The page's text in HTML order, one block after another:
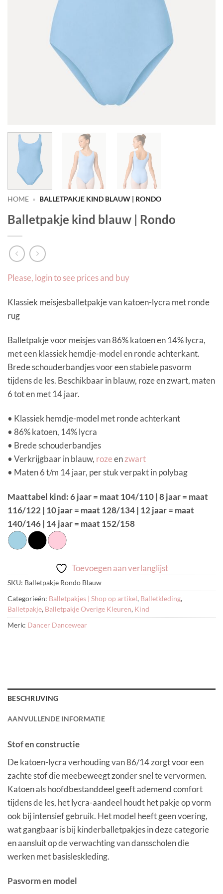
HOME » BALLETPAKJE KIND BLAUW | RONDO
Balletpakje kind blauw | Rondo
Please, login to see prices and buy
Klassiek meisjesballetpakje van katoen-lycra met ronde
rug
Balletpakje voor meisjes van 86% katoen en 14% lycra,
met een klassiek hemdje-model en ronde achterkant.
Brede schouderbandjes voor een stabiele pasvorm
tijdens de les. Beschikbaar in blauw, roze en zwart, maten
6 tot en met 14 jaar.
• Klassiek hemdje-model met ronde achterkant
• 86% katoen, 14% lycra
• Brede schouderbandjes
• Verkrijgbaar in blauw, rozeenzwart
• Maten 6 t/m 14 jaar, per stuk verpakt in polybag
Maattabel kind: 6 jaar = maat 104/110 | 8 jaar = maat
116/122 | 10 jaar = maat 128/134 | 12 jaar = maat
140/146 | 14 jaar = maat 152/158
Toevoegen aan verlanglijst
SKU: Balletpakje Rondo Blauw
Categorieën: Balletpakjes | Shop op artikel, Balletkleding,
Balletpakje, Balletpakje Overige Kleuren, Kind
Merk: Dancer Dancewear
BESCHRIJVING
AANVULLENDE INFORMATIE
Stof en constructie
De katoen-lycra verhouding van 86/14 zorgt voor een
zachte stof die meebeweegt zonder snel te vervormen.
Katoen als hoofdbestanddeel geeft ademend comfort
tijdens de les, het lycra-aandeel houdt het pakje op vorm
ook bij intensief gebruik. Het model heeft geen voering,
wat gangbaar is bij kinderballetpakjes in deze categorie
en aansluit op de verwachting van dansscholen die
werken met basisleskleding.
Pasvorm en model